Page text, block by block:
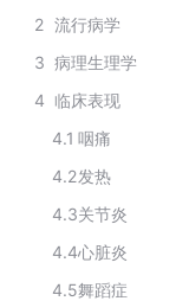
2 流行病学
3 病理生理学
4 临床表现
4.1 咽痛
4.2发热
4.3关节炎
4.4心脏炎
4.5舞蹈症